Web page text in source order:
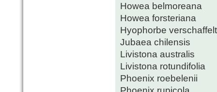
Howea belmoreana
Howea forsteriana
Hyophorbe
Jubaea chilensis
Livistona australis
Livistona rotundifolia
Phoenix roebelenii